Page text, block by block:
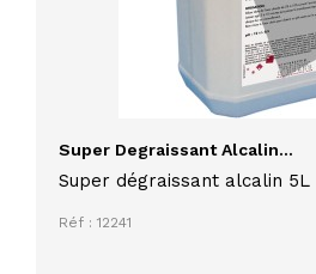
Super Degraissant Alcalin...
Super dégraissant alcalin 5L
alimentaire
Réf : 12241